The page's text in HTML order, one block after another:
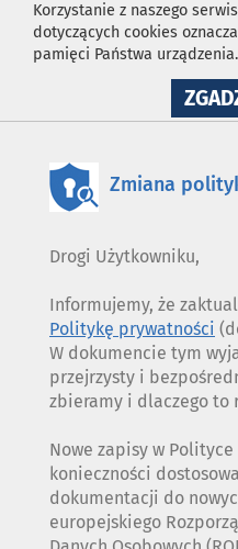
Korzystanie z naszego
dotyczących cookies
pamięci Państwa urządzenia.
Zmiana
Drogi Użytkowniku,
Informujemy, że
Politykę prywatności
W dokumencie tym
przejrzysty i
zbieramy i dlaczego to
Nowe zapisy w
konieczności
dokumentacji do
europejskiego